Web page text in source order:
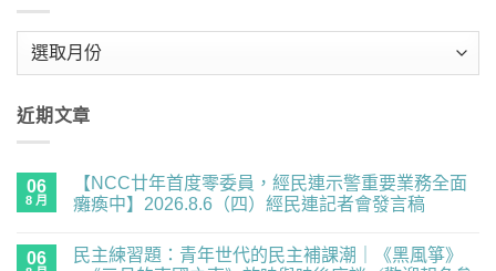
近期文章
06
8 月
【NCC廿年首度零委員，經民連示警重要業務全面
癱瘓中】2026.8.6（四）經民連記者會發言稿
廿
留
06
民主練習題：青年世代的民主補課潮｜《黑風箏》